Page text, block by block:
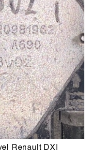
Renault DXI